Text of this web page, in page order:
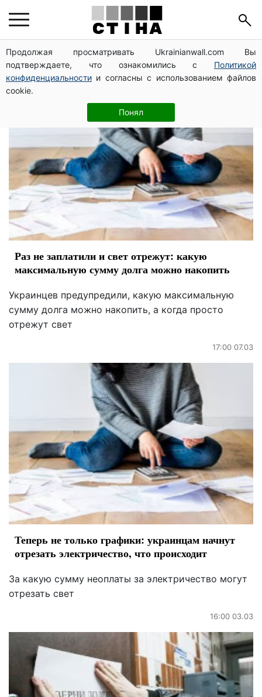
Продолжая просматривать Ukrainianwall.com Вы
подтверждаете, что ознакомились с Политикой
конфиденциальности и согласны с использованием файлов
cookie.
Понял
борги за комуналку
Раз не заплатили и свет отрежут: какую
максимальную сумму долга можно накопить
Украинцев предупредили, какую максимальную
сумму долга можно накопить, а когда просто
отрежут свет
17:00 07.03
Теперь не только графики: украинцам начнут
отрезать электричество, что происходит
За какую сумму неоплаты за электричество могут
отрезать свет
16:00 03.03